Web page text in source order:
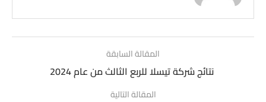
المقالة السابقة
نتائج شركة تيسلا للربع الثالث من عام 2024
المقالة التالية